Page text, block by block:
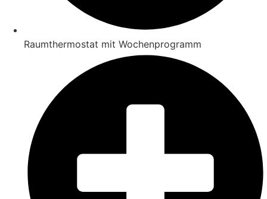
Raumthermostat mit Wochenprogramm